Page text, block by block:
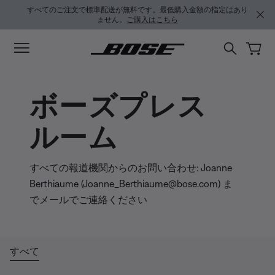
メインコンテンツに移動
フッターコンテンツに移動
アクセシビリティ声明に移動する
すべてのご注文で標準配送が無料です。最低購入金額の指定はあり
ません。 ご購入はこちら
ボーズプレス
ルーム
すべての報道機関からのお問い合わせ: Joanne
Berthiaume (Joanne_Berthiaume@bose.com) ま
でメールでご連絡ください
すべて